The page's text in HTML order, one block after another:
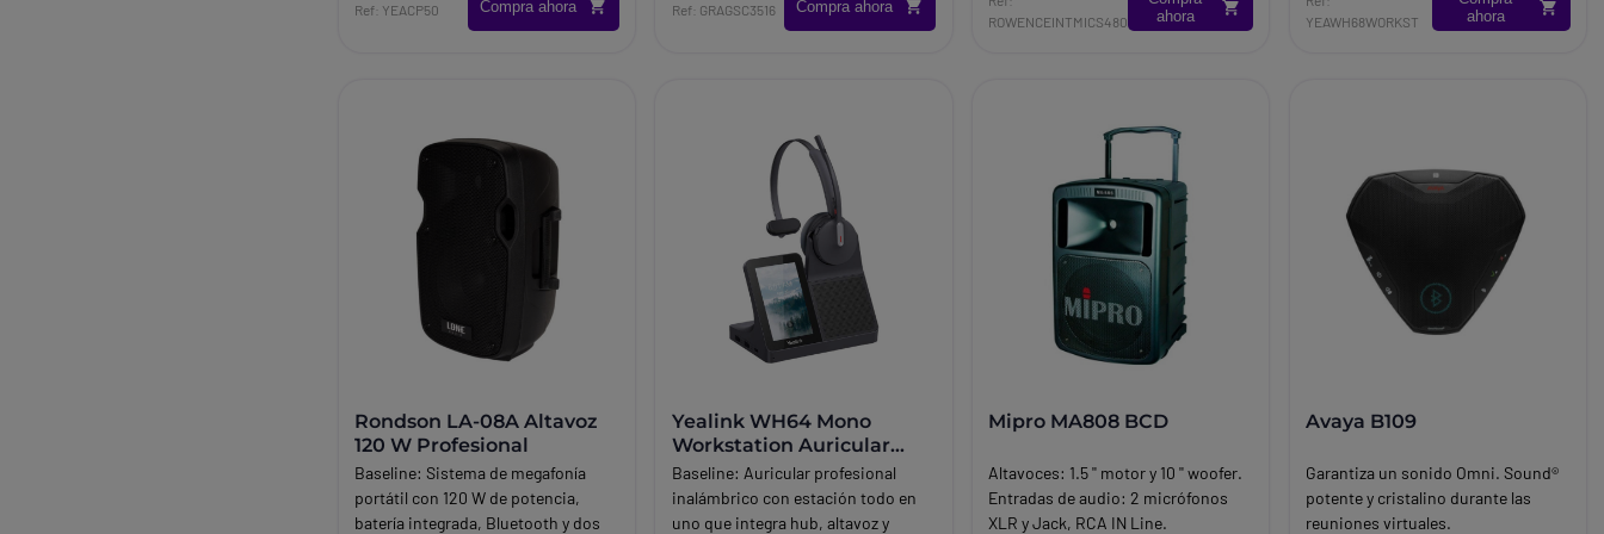
Ref: YEACP50 Compra ahora
omnidireccional.
Ref: GRAGSC3516 Compra ahora
ROWENCEINTMICS480
ahora
escritorio.
YEAWH68WORKST
ahora
Rondson LA-08A Altavoz
120 W Profesional
Baseline:Sistema de megafonía
portátil con 120 W de potencia,
batería integrada, Bluetooth y dos
Yealink WH64 Mono
Workstation Auricular
DECT Bluetooth
Baseline: Auricular profesional
inalámbrico con estación todo en
uno que integra hub, altavoz y
Mipro MA808 BCD
Altavoces: 1.5 '' motor y 10 '' woofer.
Entradas de audio: 2 micrófonos
XLR y Jack, RCA IN Line.
Avaya B109
Garantiza un sonido Omni. Sound®
potente y cristalino durante las
reuniones virtuales.